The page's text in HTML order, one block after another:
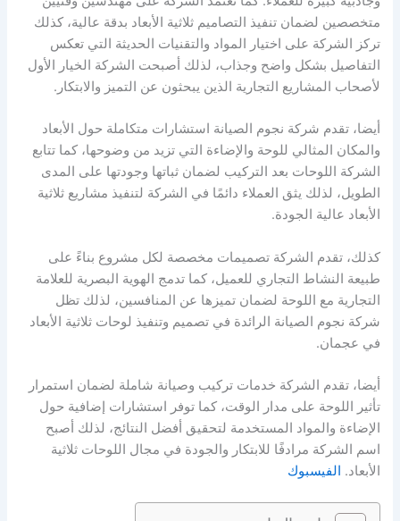
متخصصين لضمان تنفيذ التصاميم ثلاثية الأبعاد بدقة عالية، كذلك
تركز الشركة على اختيار المواد والتقنيات الحديثة التي تعكس
التفاصيل بشكل واضح وجذاب، لذلك أصبحت الشركة الخيار الأول
لأصحاب المشاريع التجارية الذين يبحثون عن التميز والابتكار.
أيضا، تقدم شركة نجوم الصيانة استشارات متكاملة حول الأبعاد
والمكان المثالي للوحة والإضاءة التي تزيد من وضوحها، كما تتابع
الشركة اللوحات بعد التركيب لضمان ثباتها وجودتها على المدى
الطويل، لذلك يثق العملاء دائمًا في الشركة لتنفيذ مشاريع ثلاثية
الأبعاد عالية الجودة.
كذلك، تقدم الشركة تصميمات مخصصة لكل مشروع بناءً على
طبيعة النشاط التجاري للعميل، كما تدمج الهوية البصرية للعلامة
التجارية مع اللوحة لضمان تميزها عن المنافسين، لذلك تظل
شركة نجوم الصيانة الرائدة في تصميم وتنفيذ لوحات ثلاثية الأبعاد
في عجمان.
أيضا، تقدم الشركة خدمات تركيب وصيانة شاملة لضمان استمرار
تأثير اللوحة على مدار الوقت، كما توفر استشارات إضافية حول
الإضاءة والمواد المستخدمة لتحقيق أفضل النتائج، لذلك أصبح
اسم الشركة مرادفًا للابتكار والجودة في مجال اللوحات ثلاثية
الأبعاد. الفيسبوك